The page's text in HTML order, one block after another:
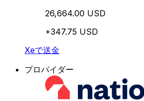
26,664.00 USD
+347.75 USD
Xeで送金
プロバイダー